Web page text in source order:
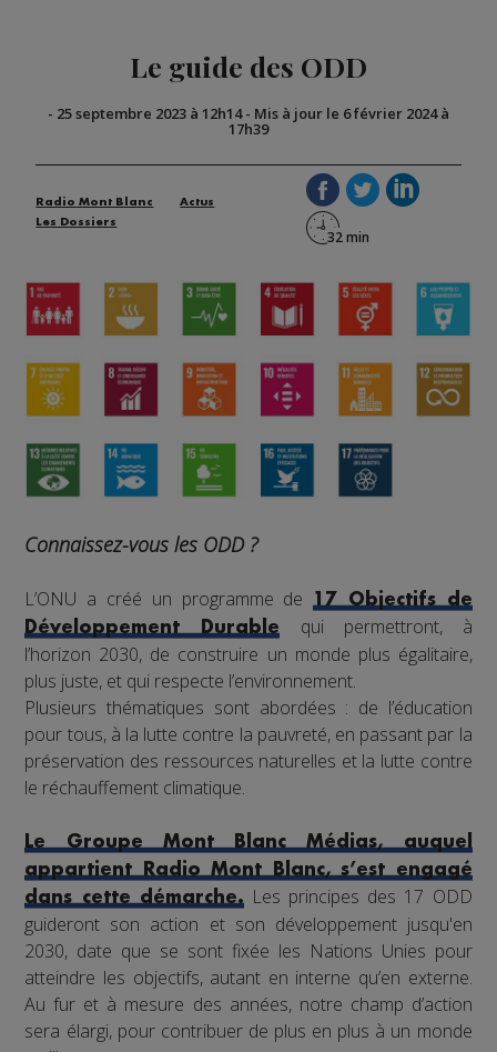
Le guide des ODD
- 25 septembre 2023 à 12h14- Mis à jour le 6 février 2024 à
17h39
Radio Mont Blanc
Actus
Les Dossiers
Connaissez-vous les ODD ?
L’ONU a créé un programme de17 Objectifs de
Développement Durable
qui permettront, à
l’horizon 2030, de construire un monde plus égalitaire,
plus juste, et qui respecte l’environnement.
Plusieurs thématiques sont abordées : de l’éducation
pour tous, à la lutte contre la pauvreté, en passant par la
préservation des ressources naturelles et la lutte contre
le réchauffement climatique.
Le Groupe Mont Blanc Médias, auquel
appartient Radio Mont Blanc, s’est engagé
dans cette démarche.Les principes des 17 ODD
guideront son action et son développement jusqu'en
2030, date que se sont fixée les Nations Unies pour
atteindre les objectifs, autant en interne qu’en externe.
Au fur et à mesure des années, notre champ d’action
sera élargi, pour contribuer de plus en plus à un monde